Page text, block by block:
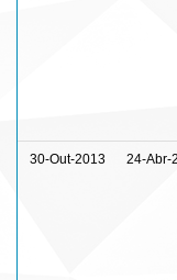
30-Out-2013 24-Abr-